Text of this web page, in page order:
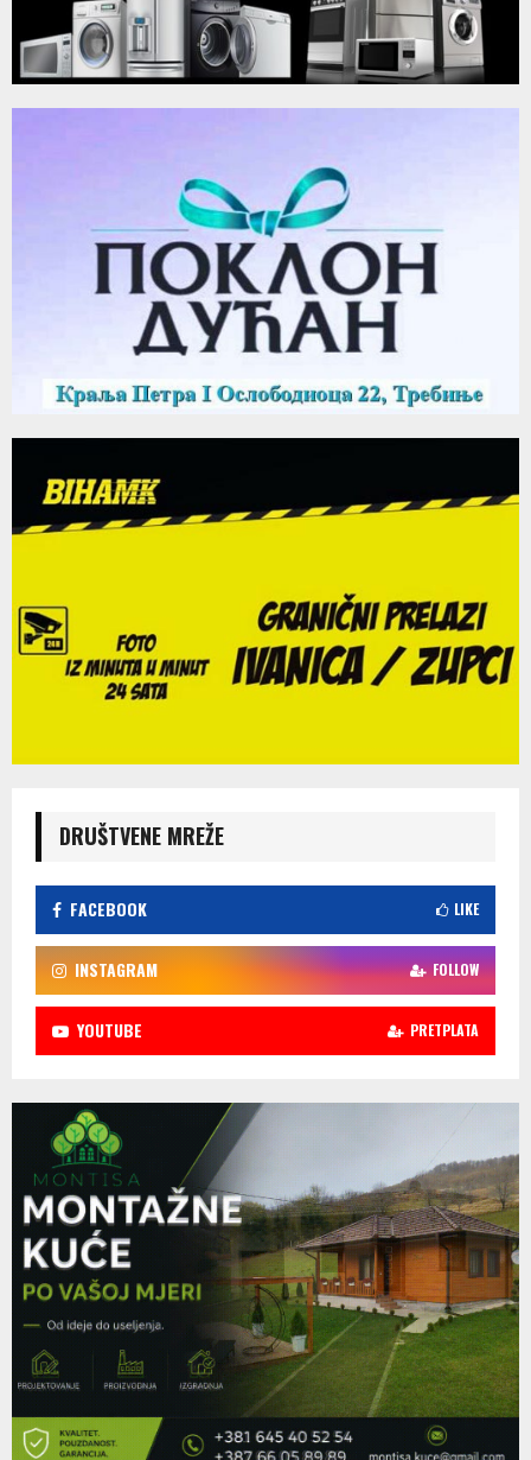
DRUŠTVENE MREŽE
FACEBOOK LIKE
INSTAGRAM FOLLOW
YOUTUBE PRETPLATA